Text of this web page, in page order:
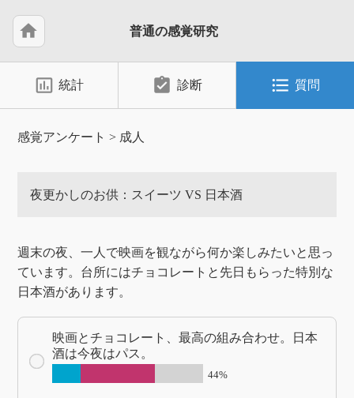
home 普通の感覚研究
insert_chart_outlined 統計 assignment_turned_in 診断 format_list_bulleted 質問
感覚アンケート > 成人
夜更かしのお供：スイーツ VS 日本酒
週末の夜、一人で映画を観ながら何か楽しみたいと思っ
ています。台所にはチョコレートと先日もらった特別な
日本酒があります。
映画とチョコレート、最高の組み合わせ。日本
酒は今夜はパス。
44%